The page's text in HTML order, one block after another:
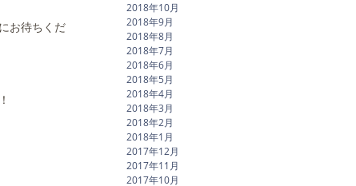
お待ちくだ
2018年10月
2018年9月
2018年8月
2018年7月
2018年6月
2018年5月
2018年4月
2018年3月
2018年2月
2018年1月
2017年12月
2017年11月
2017年10月